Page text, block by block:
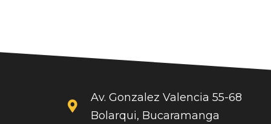
Av. Gonzalez Valencia 55-68
Bolarqui, Bucaramanga